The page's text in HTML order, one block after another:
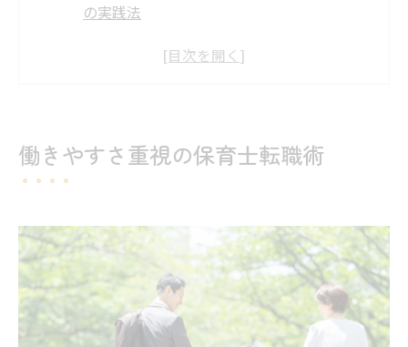
の実践法
放課後等デイサービスの魅力的な勤務条件
体制
働きやすさに直結する放課後等デイサービ
スの特徴
子ども支援を叶える仕事の魅力
働きやすさ重視の保育士転職術